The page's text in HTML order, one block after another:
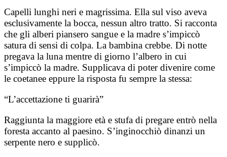
Capelli lunghi neri e magrissima. Ella sul viso aveva
esclusivamente la bocca, nessun altro tratto. Si racconta
che gli alberi piansero sangue e la madre s’impiccò
satura di sensi di colpa. La bambina crebbe. Di notte
pregava la luna mentre di giorno l’albero in cui
s’impiccò la madre. Supplicava di poter divenire come
le coetanee eppure la risposta fu sempre la stessa:
“L’accettazione ti guarirà”
Raggiunta la maggiore età e stufa di pregare entrò nella
foresta accanto al paesino. S’inginocchiò dinanzi un
serpente nero e supplicò.